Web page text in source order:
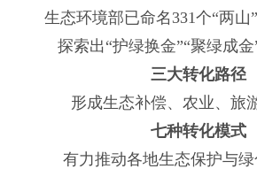
生态环境部已命名331个“两山
探索出“护绿换金”“聚绿成金
三大转化路径
形成生态补偿、农业、旅
七种转化模式
有力推动各地生态保护与